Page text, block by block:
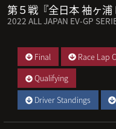
第５戦『全日本 袖ヶ浦
2022 ALL JAPAN EV-GP
Final Race Lap
Qualifying
Driver Standings